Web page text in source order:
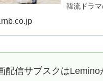
韓流ドラ
配信サブスクはLemino